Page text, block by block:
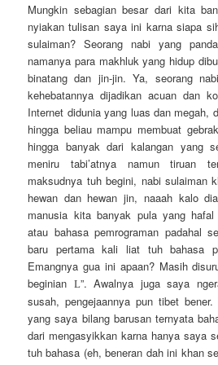
Mungkin sebagian besar dari kita
nyiakan tulisan saya ini karna siapa
sulaiman? Seorang nabi yang
namanya para makhluk yang hidup
binatang dan jin-jin. Ya, seorang
kehebatannya dijadikan acuan dan
Internet didunia yang luas dan megah,
hingga beliau mampu membuat
hingga banyak dari kalangan yang
meniru tabi’atnya namun tiruan
maksudnya tuh begini, nabi sulaiman
hewan dan hewan jin, naaah kalo
manusia kita banyak pula yang
atau bahasa pemrograman padahal
baru pertama kali liat tuh bahasa
Emangnya gua ini apaan? Masih
beginian L”. Awalnya juga saya
susah, pengejaannya pun tibet
yang saya bilang barusan ternyata
dari mengasyikkan karna hanya saya
tuh bahasa (eh, beneran dah ini khan